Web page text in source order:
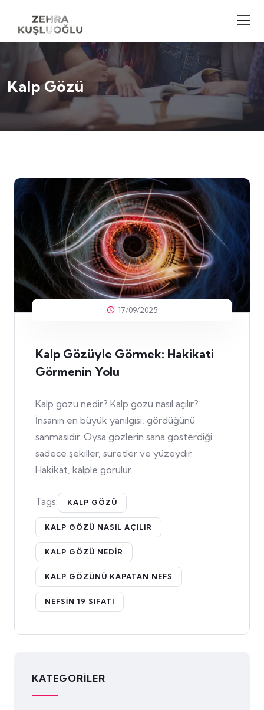
Kalp Gözü
17/09/2025
Kalp Gözüyle Görmek: Hakikati
Görmenin Yolu
Kalp gözü nedir? Kalp gözü nasıl açılır?
İnsanın en büyük yanılgısı, gördüğünü
sanmasıdır. Oysa gözlerin sana gösterdiği
sadece şekiller, suretler ve yüzeydir.
Hakikat, kalple görülür.
Tags: KALP GÖZÜ
KALP GÖZÜ NASIL AÇILIR
KALP GÖZÜ NEDIR
KALP GÖZÜNÜ KAPATAN NEFS
NEFSIN 19 SIFATI
KATEGORILER